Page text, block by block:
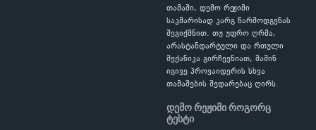
თამაში, დემო რეჟიმი
საკმარისად კარგ წარმოდგენას
შეგიქმნით. თუ უფრო ღრმა,
არასტანდარტული და რთული
მექანიკა გირჩევნიათ, მაშინ
იგივე პროვაიდერის სხვა
თამაშების შედარებაც ღირს.
დემო რეჟიმი როგორც
ტესტი